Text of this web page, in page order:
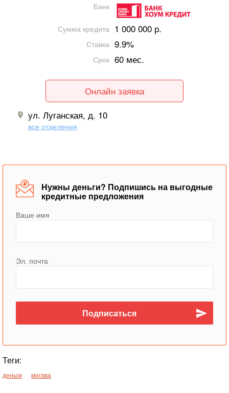
Банк
Сумма кредита 1 000 000 р.
Ставка 9.9%
Срок 60 мес.
Онлайн заявка
ул. Луганская, д. 10
все отделения
Нужны деньги? Подпишись на выгодные
кредитные предложения
Ваше имя
Эл. почта
Теги:
деньги москва